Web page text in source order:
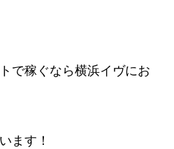
で稼ぐなら横浜イヴにお
ます！